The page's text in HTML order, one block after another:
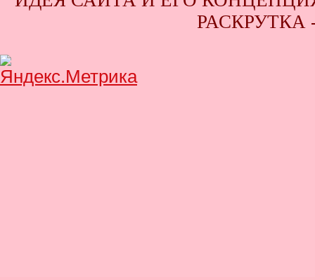
РАСКРУТКА -